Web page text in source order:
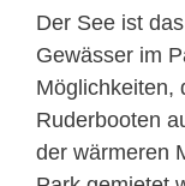
Der See ist
Gewässer im
Möglichkeiten,
Ruderbooten
der wärmeren